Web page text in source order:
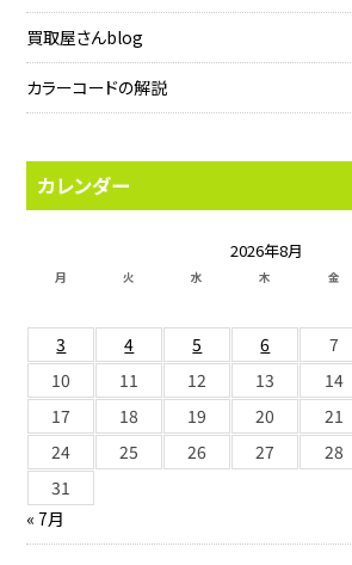
買取屋さんblog
カラーコードの解説
カレンダー
2026年8月
月 火 水 木 金
3
4 5 6 7
10
11 12 13 14
17
18 19 20 21
24
25 26 27 28
31
« 7月